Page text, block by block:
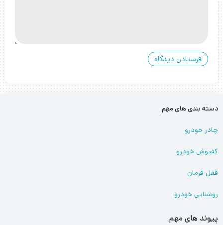
دسته بندی های مهم
چادر خودرو
کفپوش خودرو
قفل فرمان
روشنایی خودرو
پیوند های مهم